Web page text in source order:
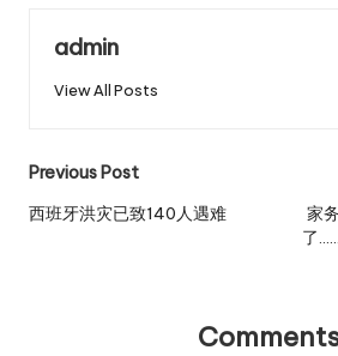
admin
View All Posts
Post
navigation
Previous Post
西班牙洪灾已致140人遇难
家
了